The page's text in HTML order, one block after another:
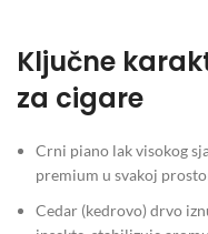
Ključne
za cigare
Crni piano lak visokog
premium u svakoj
Cedar (kedrovo) drvo